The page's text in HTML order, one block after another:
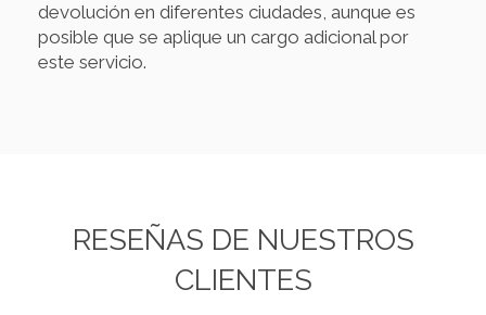
devolución en diferentes ciudades, aunque es
posible que se aplique un cargo adicional por
este servicio.
RESEÑAS DE NUESTROS
CLIENTES